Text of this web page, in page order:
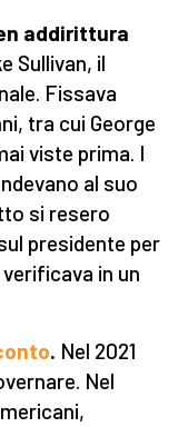
addirittura
Sullivan, il
Fissava
tra cui George
viste prima. I
al suo
si resero
presidente per
in un
. Nel 2021
Nel